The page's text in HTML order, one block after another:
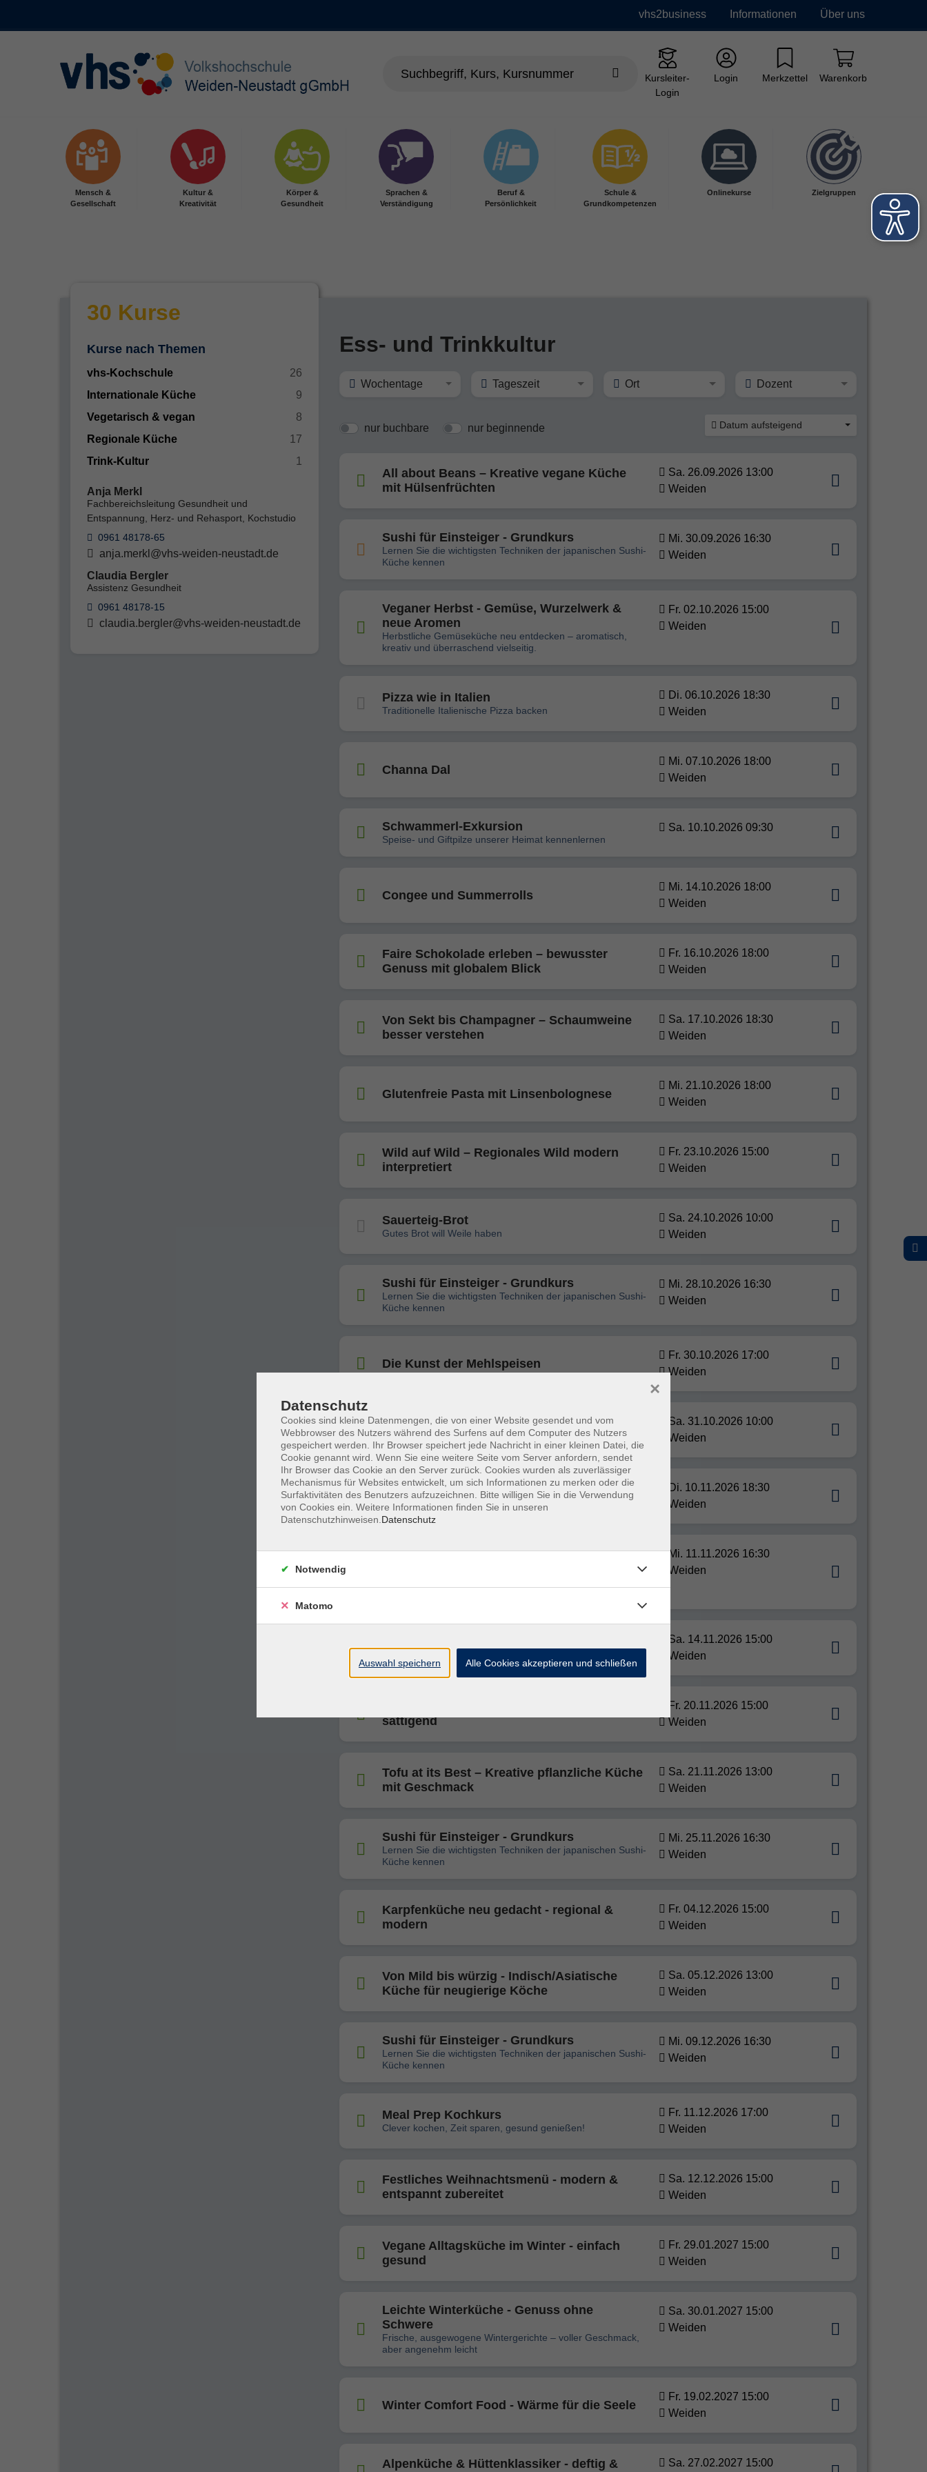
vhs2business Informationen Über uns
Kursleiter-
Login
Login Merkzettel Warenkorb
Mensch &
Gesellschaft
Kultur &
Kreativität
Körper &
Gesundheit
Sprachen &
Verständigung
Beruf &
Persönlichkeit
Schule &
Grundkompetenzen
Onlinekurse Zielgruppen
30 Kurse
Kurse nach Themen
vhs-Kochschule
26
Internationale Küche
9
Vegetarisch & vegan
8
Regionale Küche
17
Trink-Kultur
1
Anja Merkl
Fachbereichsleitung Gesundheit und
Entspannung, Herz- und Rehasport, Kochstudio
0961 48178-65
anja.merkl@vhs-weiden-neustadt.de
Claudia Bergler
Assistenz Gesundheit
0961 48178-15
claudia.bergler@vhs-weiden-neustadt.de
Ess- und Trinkkultur
Wochentage Tageszeit Ort Dozent
nur buchbare nur beginnende Datum aufsteigend
All about Beans – Kreative vegane Küche
mit Hülsenfrüchten
Sa. 26.09.2026 13:00
Weiden
Sushi für Einsteiger - Grundkurs
Lernen Sie die wichtigsten Techniken der japanischen Sushi-
Küche kennen
Mi. 30.09.2026 16:30
Weiden
Veganer Herbst - Gemüse, Wurzelwerk &
neue Aromen
Herbstliche Gemüseküche neu entdecken – aromatisch,
kreativ und überraschend vielseitig.
Fr. 02.10.2026 15:00
Weiden
Pizza wie in Italien
Traditionelle Italienische Pizza backen
Di. 06.10.2026 18:30
Weiden
Channa Dal
Mi. 07.10.2026 18:00
Weiden
Schwammerl-Exkursion
Speise- und Giftpilze unserer Heimat kennenlernen
Sa. 10.10.2026 09:30
Congee und Summerrolls
Mi. 14.10.2026 18:00
Weiden
Faire Schokolade erleben – bewusster
Genuss mit globalem Blick
Fr. 16.10.2026 18:00
Weiden
Von Sekt bis Champagner – Schaumweine
besser verstehen
Sa. 17.10.2026 18:30
Weiden
Glutenfreie Pasta mit Linsenbolognese
Mi. 21.10.2026 18:00
Weiden
Wild auf Wild – Regionales Wild modern
interpretiert
Fr. 23.10.2026 15:00
Weiden
Sauerteig-Brot
Gutes Brot will Weile haben
Sa. 24.10.2026 10:00
Weiden
Sushi für Einsteiger - Grundkurs
Lernen Sie die wichtigsten Techniken der japanischen Sushi-
Küche kennen
Mi. 28.10.2026 16:30
Weiden
Die Kunst der Mehlspeisen
Fr. 30.10.2026 17:00
Weiden
Sauerteig-Brot
Gutes Brot will Weile haben
Sa. 31.10.2026 10:00
Weiden
Pizza wie in Italien
Traditionelle Italienische Pizza backen
Di. 10.11.2026 18:30
Weiden
Vegetarisches Sushi für Einsteiger -
Mi. 11.11.2026 16:30
Weiden
klassisch bis modern
Sa. 14.11.2026 15:00
Weiden
sättigend
Fr. 20.11.2026 15:00
Weiden
Tofu at its Best – Kreative pflanzliche Küche
mit Geschmack
Sa. 21.11.2026 13:00
Weiden
Sushi für Einsteiger - Grundkurs
Lernen Sie die wichtigsten Techniken der japanischen Sushi-
Küche kennen
Mi. 25.11.2026 16:30
Weiden
Karpfenküche neu gedacht - regional &
modern
Fr. 04.12.2026 15:00
Weiden
Von Mild bis würzig - Indisch/Asiatische
Küche für neugierige Köche
Sa. 05.12.2026 13:00
Weiden
Sushi für Einsteiger - Grundkurs
Lernen Sie die wichtigsten Techniken der japanischen Sushi-
Küche kennen
Mi. 09.12.2026 16:30
Weiden
Meal Prep Kochkurs
Clever kochen, Zeit sparen, gesund genießen!
Fr. 11.12.2026 17:00
Weiden
Festliches Weihnachtsmenü - modern &
entspannt zubereitet
Sa. 12.12.2026 15:00
Weiden
Vegane Alltagsküche im Winter - einfach
gesund
Fr. 29.01.2027 15:00
Weiden
Leichte Winterküche - Genuss ohne
Schwere
Frische, ausgewogene Wintergerichte – voller Geschmack,
aber angenehm leicht
Sa. 30.01.2027 15:00
Weiden
Winter Comfort Food - Wärme für die Seele
Fr. 19.02.2027 15:00
Weiden
Alpenküche & Hüttenklassiker - deftig &
Sa. 27.02.2027 15:00
Datenschutz
Cookies sind kleine Datenmengen, die von einer Website gesendet und vom
Webbrowser des Nutzers während des Surfens auf dem Computer des Nutzers
gespeichert werden. Ihr Browser speichert jede Nachricht in einer kleinen Datei, die
Cookie genannt wird. Wenn Sie eine weitere Seite vom Server anfordern, sendet
Ihr Browser das Cookie an den Server zurück. Cookies wurden als zuverlässiger
Mechanismus für Websites entwickelt, um sich Informationen zu merken oder die
Surfaktivitäten des Benutzers aufzuzeichnen. Bitte willigen Sie in die Verwendung
von Cookies ein. Weitere Informationen finden Sie in unseren
Datenschutzhinweisen. Datenschutz
×
Notwendig
Matomo
Auswahl speichern Alle Cookies akzeptieren und schließen